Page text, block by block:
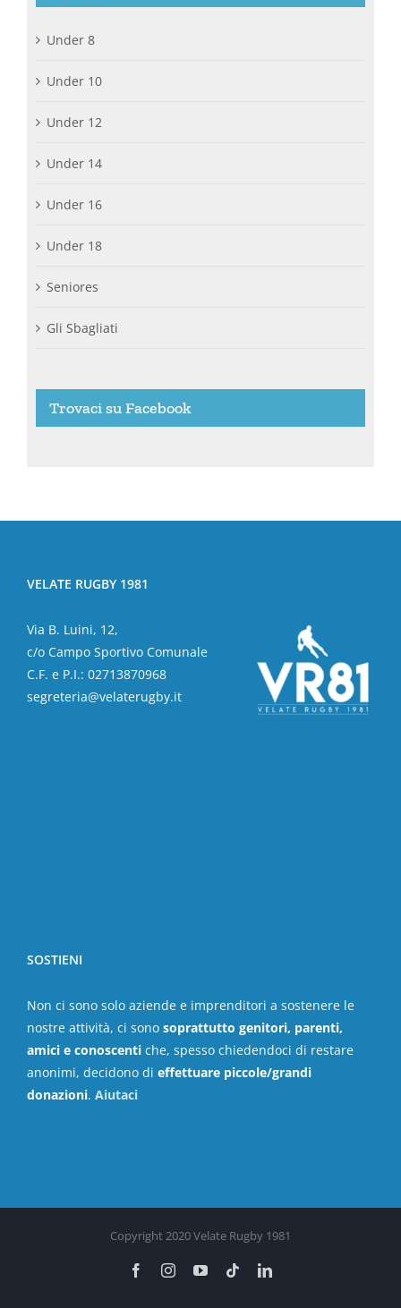
Under 8
Under 10
Under 12
Under 14
Under 16
Under 18
Seniores
Gli Sbagliati
Trovaci su Facebook
VELATE RUGBY 1981
Via B. Luini, 12,
c/o Campo Sportivo Comunale
C.F. e P.I.: 02713870968
segreteria@velaterugby.it
SOSTIENI
Non ci sono solo aziende e imprenditori a sostenere le
nostre attività, ci sono soprattutto genitori, parenti,
amici e conoscenti che, spesso chiedendoci di restare
anonimi, decidono di effettuare piccole/grandi
donazioni. Aiutaci
Copyright 2020 Velate Rugby 1981
FacebookInstagramYouTubeTiktokLinkedIn